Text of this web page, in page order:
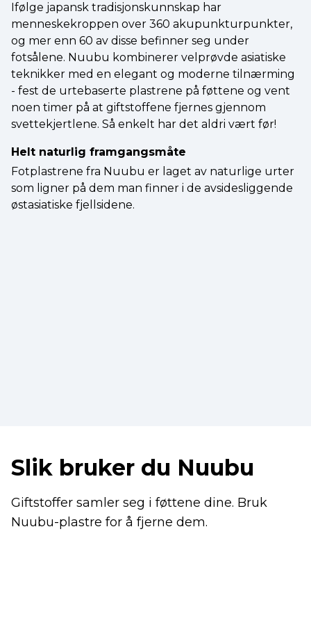
Ifølge japansk tradisjonskunnskap har
menneskekroppen over 360 akupunkturpunkter,
og mer enn 60 av disse befinner seg under
fotsålene. Nuubu kombinerer velprøvde asiatiske
teknikker med en elegant og moderne tilnærming
- fest de urtebaserte plastrene på føttene og vent
noen timer på at giftstoffene fjernes gjennom
svettekjertlene. Så enkelt har det aldri vært før!
Helt naturlig framgangsmåte
Fotplastrene fra Nuubu er laget av naturlige urter
som ligner på dem man finner i de avsidesliggende
østasiatiske fjellsidene.
Slik bruker du Nuubu
Giftstoffer samler seg i føttene dine. Bruk
Nuubu-plastre for å fjerne dem.